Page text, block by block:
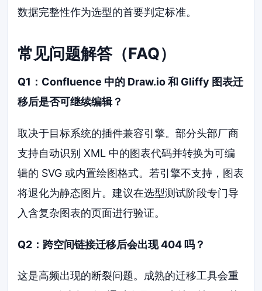
数据完整性作为选型的首要判定标准。
常见问题解答（FAQ）
Q1：Confluence 中的 Draw.io 和 Gliffy 图表迁
移后是否可继续编辑？
取决于目标系统的插件兼容引擎。部分头部厂商
支持自动识别 XML 中的图表代码并转换为可编
辑的 SVG 或内置绘图格式。若引擎不支持，图表
将退化为静态图片。建议在选型测试阶段专门导
入含复杂图表的页面进行验证。
Q2：跨空间链接迁移后会出现 404 吗？
这是高频出现的断裂问题。成熟的迁移工具会重